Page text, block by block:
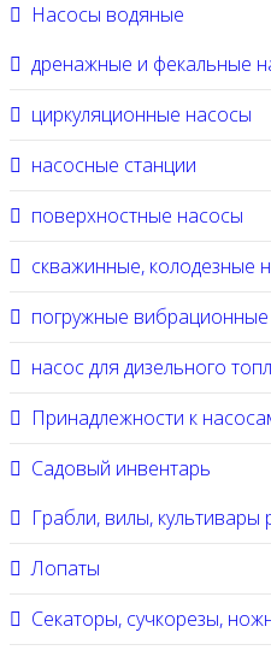
Насосы водяные
дренажные и фекальные
циркуляционные насосы
насосные станции
поверхностные насосы
скважинные, колодезные
погружные
насос для дизельного
Принадлежности к
Садовый инвентарь
Грабли, вилы, культивары
Лопаты
Секаторы, сучкорезы,